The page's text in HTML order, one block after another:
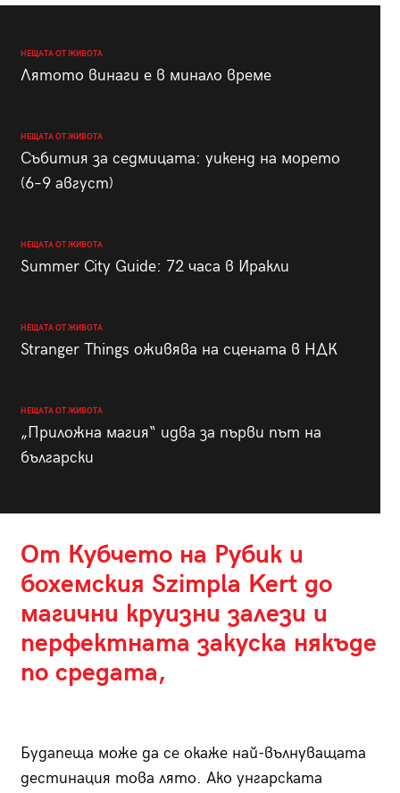
НЕЩАТА ОТ ЖИВОТА
Лятото винаги е в минало време
НЕЩАТА ОТ ЖИВОТА
Събития за седмицата: уикенд на морето
(6–9 август)
НЕЩАТА ОТ ЖИВОТА
Summer City Guide: 72 часа в Иракли
НЕЩАТА ОТ ЖИВОТА
Stranger Things оживява на сцената в НДК
НЕЩАТА ОТ ЖИВОТА
„Приложна магия“ идва за първи път на
български
От Кубчето на Рубик и
бохемския Szimpla Kert до
магични круизни залези и
перфектната закуска някъде
по средата,
Будапеща може да се окаже най-вълнуващата
дестинация това лято. Ако унгарската